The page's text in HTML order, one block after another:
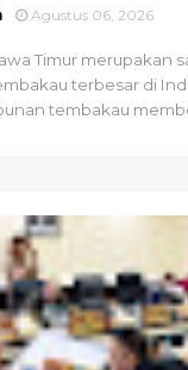
Agustus 06, 2026
Timur merupakan
terbesar di
tembakau